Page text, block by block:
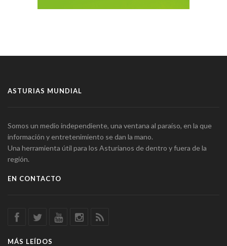
ASTURIAS MUNDIAL
Somos un medio independiente, una ventana al paraíso, en la que
información y entretenimiento se dan la mano.
Una herramienta útil para los Asturianos de dentro y fuera de la
región.
EN CONTACTO
MÁS LEÍDOS